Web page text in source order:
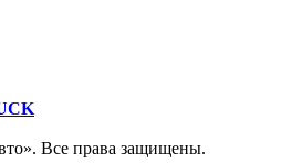
Все права защищены.